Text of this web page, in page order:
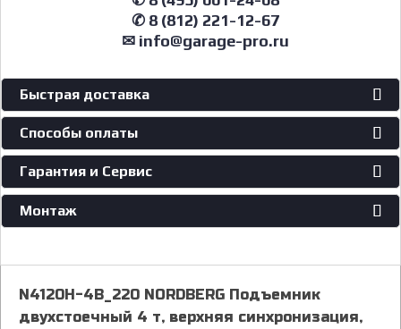
✆ 8 (812) 221-12-67
✉ info@garage-pro.ru
Быстрая доставка
Способы оплаты
Гарантия и Сервис
Монтаж
N4120H-4B_220 NORDBERG Подъемник
двухстоечный 4 т, верхняя синхронизация,